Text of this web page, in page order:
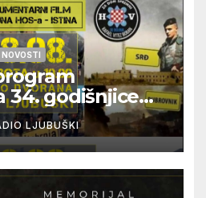
NOVOSTI
34. godišnjice
Blaža
a
LJUBUŠKI